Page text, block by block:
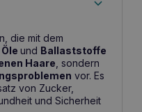
die mit dem
Öle und Ballaststoffe
Haare , sondern
vor. Es
von Zucker,
und Sicherheit